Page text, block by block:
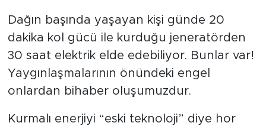
Dağın başında yaşayan kişi günde 20
dakika kol gücü ile kurduğu jeneratörden
30 saat elektrik elde edebiliyor. Bunlar var!
Yaygınlaşmalarının önündeki engel
onlardan bihaber oluşumuzdur.
Kurmalı enerjiyi “eski teknoloji” diye hor